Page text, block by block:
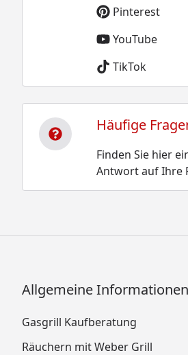
Pinterest
YouTube
TikTok
Häufige
Finden Sie hier
Antwort auf Ihre
Allgemeine Informationen
Gasgrill Kaufberatung
Räuchern mit Weber Grill